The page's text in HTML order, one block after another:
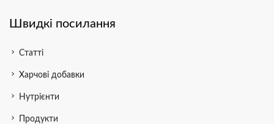
Швидкі посилання
chevron_right Статті
chevron_right Харчові добавки
chevron_right Нутрієнти
chevron_right Продукти